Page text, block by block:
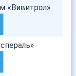
«Вивитрол»